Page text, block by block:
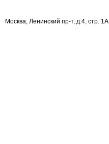
Москва, Ленинский пр-т, д.4, стр. 1А